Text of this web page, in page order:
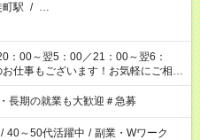
町駅 / …
：00～翌5：00／21：00～翌6：
期の就業も大歓迎＃急募
/ 40～50代活躍中 / 副業・Wワーク